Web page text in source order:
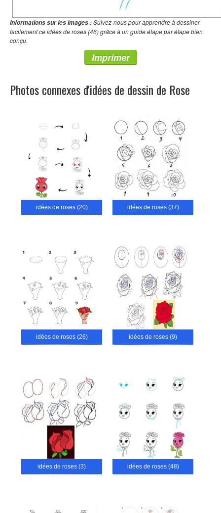
Informations sur les images :Suivez-nous pour apprendre à dessiner
facilement ce idées de roses (46) grâce à un guide étape par étape bien
conçu.
Imprimer
Photos connexes d'idées de dessin de Rose
idées de roses (20) idées de roses (37)
idées de roses (26) idées de roses (9)
idées de roses (3) idées de roses (48)